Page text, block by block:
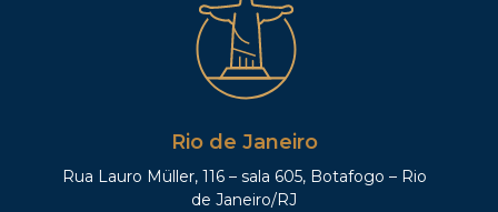
Rio de Janeiro
Rua Lauro Müller, 116 – sala 605, Botafogo – Rio
de Janeiro/RJ